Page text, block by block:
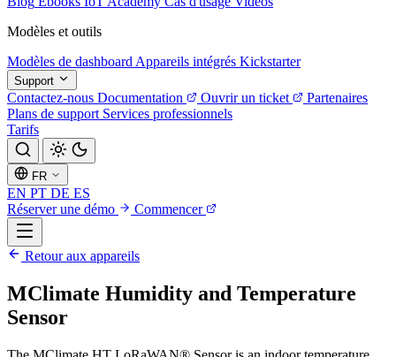
Modèles et outils
Modèles de dashboard Appareils intégrés Kickstarter
Support
Contactez-nous Documentation Ouvrir un ticket
Partenaires
Plans de support Services professionnels
Tarifs
FR
EN PT DE ES
Réserver une démo
Commencer
Retour aux appareils
MClimate Humidity and Temperature
Sensor